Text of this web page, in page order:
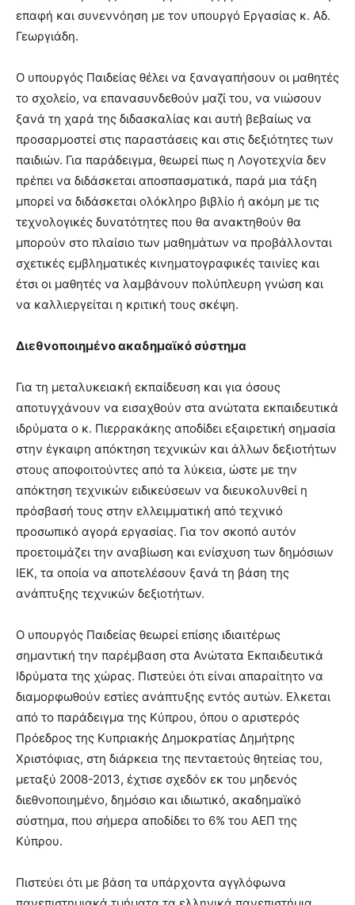
επαφή και συνεννόηση με τον υπουργό Εργασίας κ. Αδ.
Γεωργιάδη.
Ο υπουργός Παιδείας θέλει να ξαναγαπήσουν οι μαθητές
το σχολείο, να επανασυνδεθούν μαζί του, να νιώσουν
ξανά τη χαρά της διδασκαλίας και αυτή βεβαίως να
προσαρμοστεί στις παραστάσεις και στις δεξιότητες των
παιδιών. Για παράδειγμα, θεωρεί πως η Λογοτεχνία δεν
πρέπει να διδάσκεται αποσπασματικά, παρά μια τάξη
μπορεί να διδάσκεται ολόκληρο βιβλίο ή ακόμη με τις
τεχνολογικές δυνατότητες που θα ανακτηθούν θα
μπορούν στο πλαίσιο των μαθημάτων να προβάλλονται
σχετικές εμβληματικές κινηματογραφικές ταινίες και
έτσι οι μαθητές να λαμβάνουν πολύπλευρη γνώση και
να καλλιεργείται η κριτική τους σκέψη.
Διεθνοποιημένο ακαδημαϊκό σύστημα
Για τη μεταλυκειακή εκπαίδευση και για όσους
αποτυγχάνουν να εισαχθούν στα ανώτατα εκπαιδευτικά
ιδρύματα ο κ. Πιερρακάκης αποδίδει εξαιρετική σημασία
στην έγκαιρη απόκτηση τεχνικών και άλλων δεξιοτήτων
στους αποφοιτούντες από τα λύκεια, ώστε με την
απόκτηση τεχνικών ειδικεύσεων να διευκολυνθεί η
πρόσβασή τους στην ελλειμματική από τεχνικό
προσωπικό αγορά εργασίας. Για τον σκοπό αυτόν
προετοιμάζει την αναβίωση και ενίσχυση των δημόσιων
ΙΕΚ, τα οποία να αποτελέσουν ξανά τη βάση της
ανάπτυξης τεχνικών δεξιοτήτων.
Ο υπουργός Παιδείας θεωρεί επίσης ιδιαιτέρως
σημαντική την παρέμβαση στα Ανώτατα Εκπαιδευτικά
Ιδρύματα της χώρας. Πιστεύει ότι είναι απαραίτητο να
διαμορφωθούν εστίες ανάπτυξης εντός αυτών. Ελκεται
από το παράδειγμα της Κύπρου, όπου ο αριστερός
Πρόεδρος της Κυπριακής Δημοκρατίας Δημήτρης
Χριστόφιας, στη διάρκεια της πενταετούς θητείας του,
μεταξύ 2008-2013, έχτισε σχεδόν εκ του μηδενός
διεθνοποιημένο, δημόσιο και ιδιωτικό, ακαδημαϊκό
σύστημα, που σήμερα αποδίδει το 6% του ΑΕΠ της
Κύπρου.
Πιστεύει ότι με βάση τα υπάρχοντα αγγλόφωνα